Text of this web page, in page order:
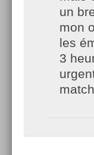
un
mon
les
3